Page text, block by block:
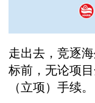
走出去，竞逐
标前，无论项
（立项）手续。